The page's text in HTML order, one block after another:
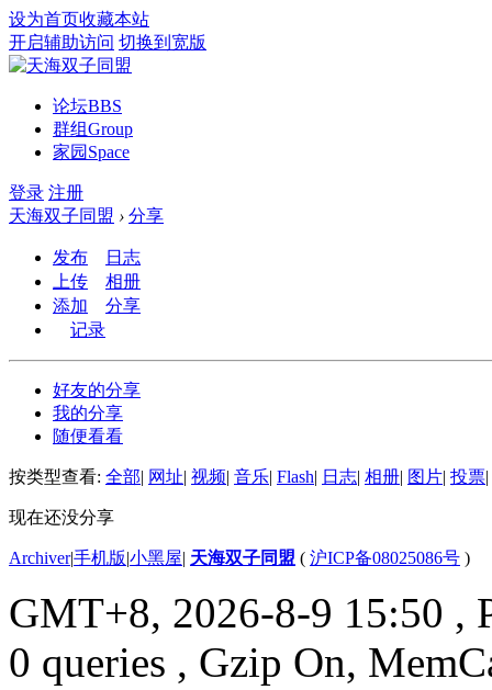
设为首页收藏本站
开启辅助访问 切换到宽版
论坛BBS
群组Group
家园 Space
登录 注册
天海双子同盟 › 分享
发布
日志
上传
相册
添加
分享
记录
好友的分享
我的分享
随便看看
按类型查看: 全部| 网址| 视频| 音乐| Flash| 日志| 相册| 图片| 投票|
现在还没分享
Archiver|手机版|小黑屋| 天海双子同盟 ( 沪ICP备08025086号 )
GMT+8, 2026-8-9 15:50 ,
0 queries , Gzip On,